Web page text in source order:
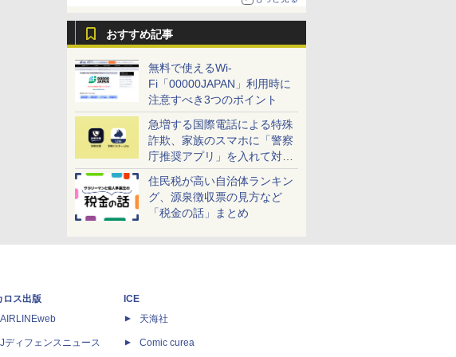
おすすめ記事
無料で使えるWi-
Fi「00000JAPAN」利用時に
注意すべき3つのポイント
急増する国際電話による特殊
詐欺、家族のスマホに「警察
庁推奨アプリ」を入れて対策
しよう！
住民税が高い自治体ランキン
グ、源泉徴収票の見方など
「税金の話」まとめ
ロス出版
AIRLINEweb
Jディフェンスニュース
ICE
天海社
Comic curea